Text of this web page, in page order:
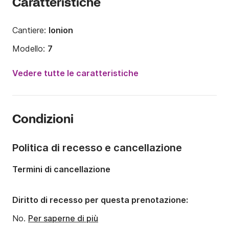
Caratteristiche
Cantiere: Ionion
Modello: 7
30CV
Portata massima persone:
Vedere tutte le caratteristiche
Condizioni
Politica di recesso e cancellazione
Termini di cancellazione
Diritto di recesso per questa prenotazione:
No. Per saperne di più